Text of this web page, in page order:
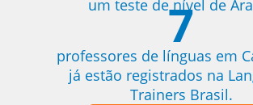
um teste de nível de
7
professores de línguas em
já estão registrados na
Trainers Brasil.